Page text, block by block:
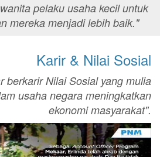
pelaku usaha kecil untuk
mereka menjadi lebih baik."
Karir & Nilai Sosial
berkarir Nilai Sosial yang mulia
usaha negara meningkatkan
ekonomi masyarakat".